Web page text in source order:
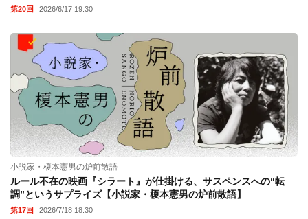
第20回 2026/6/17 19:30
小説家・榎本憲男の炉前散語
ルール不在の映画『シラート』が仕掛ける、サスペンスへの“転
調”というサプライズ【小説家・榎本憲男の炉前散語】
第17回 2026/7/18 18:30